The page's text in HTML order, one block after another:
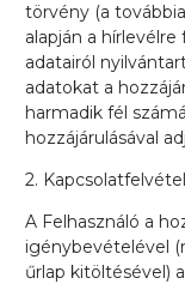
törvény (a
alapján a
adatairól
adatokat a
harmadik fél
hozzájárulásával
2.
A Felhasználó a
igénybevételével
űrlap kitöltésével)